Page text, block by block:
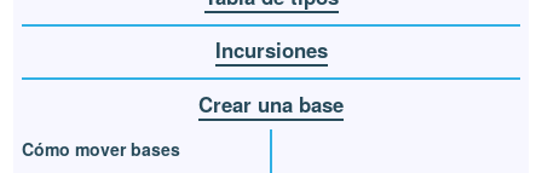
Incursiones
Crear una base
Cómo mover bases